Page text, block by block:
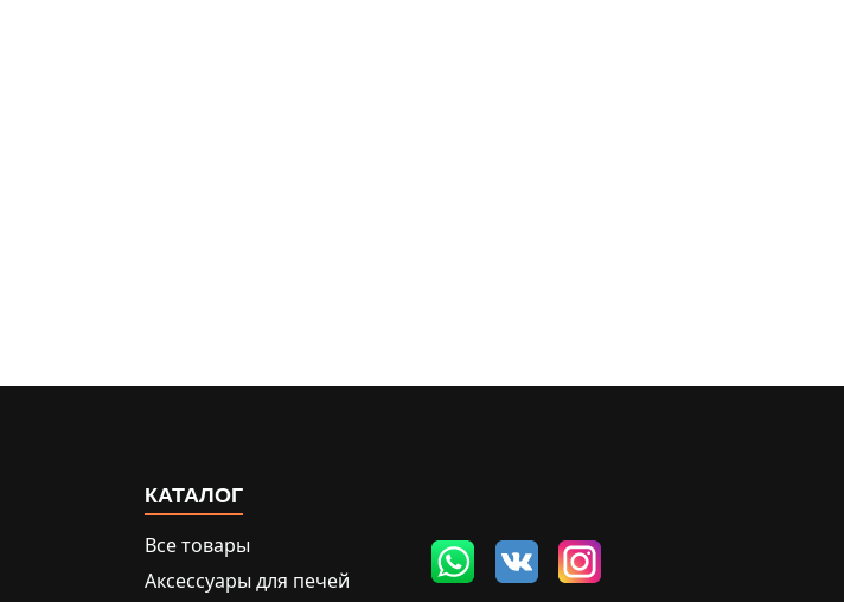
КАТАЛОГ
Все товары
Аксессуары для печей